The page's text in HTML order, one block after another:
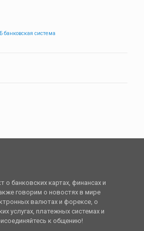
банковская система
о банковских картах, финансах и
говорим о новостях в мире
валютах и форексе, о
услугах, платежных системах и
к общению!